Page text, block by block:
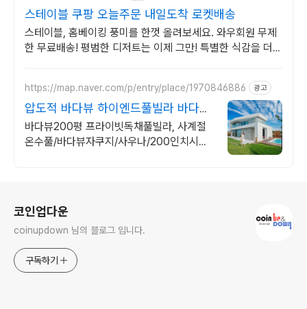
스테이블 쿠팡 오늘주문 내일도착 로켓배송
스테이블, 홈베이킹 풍미를 한껏 올려보세요. 와우회원 무제
한 무료배송! 평범한 디저트는 이제 그만! 특별한 식감을 더해
https://map.naver.com/p/entry/place/1970846886 광고
압도적 바다뷰 하이엔드풀빌라 바다뷰
자쿠지 상시 무료
바다뷰200평 프라이빗독채풀빌라, 사계절
온수풀/바다뷰자쿠지/사우나/200인치시네
코인업다운
coinupdown 님의 블로그 입니다.
구독하기